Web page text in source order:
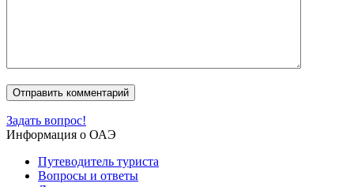
Задать вопрос!
Информация о ОАЭ
Путеводитель туриста
Вопросы и ответы